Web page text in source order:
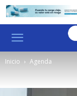
Inicio Agenda